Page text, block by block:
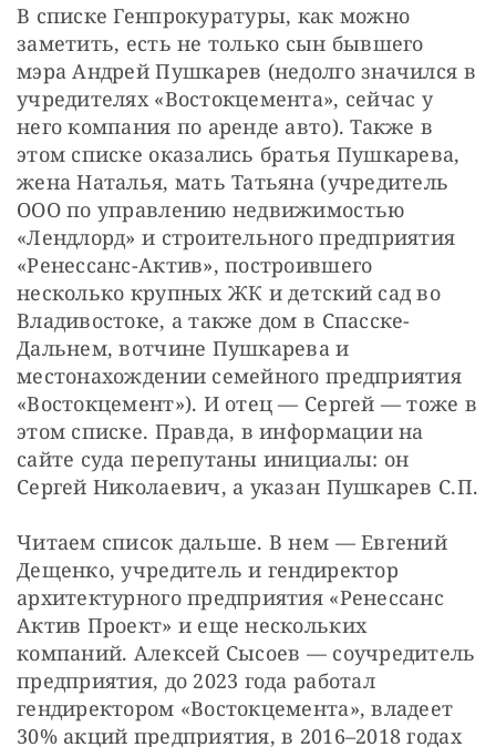
В списке Генпрокуратуры, как можно
заметить, есть не только сын бывшего
мэра Андрей Пушкарев (недолго значился в
учредителях «Востокцемента», сейчас у
него компания по аренде авто). Также в
этом списке оказались братья Пушкарева,
жена Наталья, мать Татьяна (учредитель
ООО по управлению недвижимостью
«Лендлорд» и строительного предприятия
«Ренессанс-Актив», построившего
несколько крупных ЖК и детский сад во
Владивостоке, а также дом в Спасске-
Дальнем, вотчине Пушкарева и
местонахождении семейного предприятия
«Востокцемент»). И отец — Сергей — тоже в
этом списке. Правда, в информации на
сайте суда перепутаны инициалы: он
Сергей Николаевич, а указан Пушкарев С.П.
Читаем список дальше. В нем — Евгений
Дещенко, учредитель и гендиректор
архитектурного предприятия «Ренессанс
Актив Проект» и еще нескольких
компаний. Алексей Сысоев — соучредитель
предприятия, до 2023 года работал
гендиректором «Востокцемента», владеет
30% акций предприятия, в 2016–2018 годах